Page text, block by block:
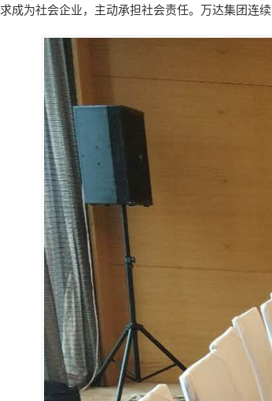
求成为社会企业，主动承担社会责任。万达集团连